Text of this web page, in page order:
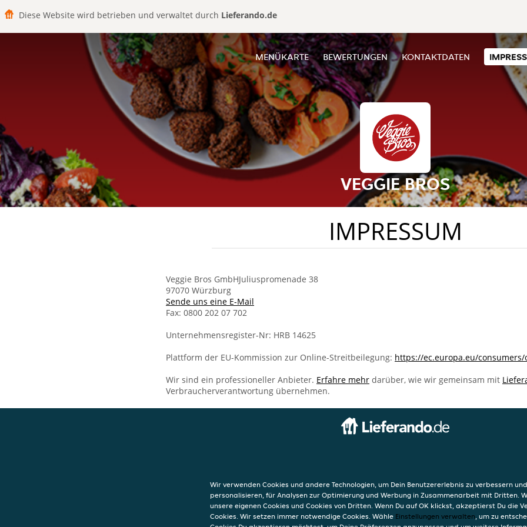
Diese Website wird betrieben und verwaltet durch Lieferando.de
MENÜKARTE BEWERTUNGEN KONTAKTDATEN
VEGGIE BROS
IMPRESSUM
Veggie Bros GmbHJuliuspromenade 38
97070 Würzburg
Sende uns eine E-Mail
Fax: 0800 202 07 702
Unternehmensregister-Nr: HRB 14625
Plattform der EU-Kommission zur Online-Streitbeilegung: https://ec.europa.eu/
Wir sind ein professioneller Anbieter. Erfahre mehr darüber, wie wir gemeinsam mit
Verbraucherverantwortung übernehmen.
Juliuspromenade 38
97070 Würzburg
Wir verwenden Cookies und andere Technologien, um Dein Benutzererlebnis zu verbessern
personalisieren, für Analysen zur Optimierung und Werbung in Zusammenarbeit mit Dritten.
unsere eigenen Cookies und Cookies von Dritten. Wenn Du auf OK klickst, akzeptierst Du die
Cookies. Wir setzen immer notwendige Cookies. Wähle Einstellungen verwalten, um zu